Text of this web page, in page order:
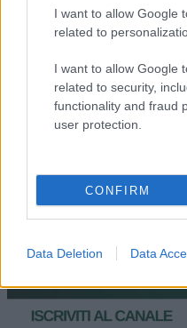
I want to allow Google
related to
I want to allow Google
related to security,
functionality and fraud
user protection.
CONFIRM
Data Deletion Data
Rispondi
Carica